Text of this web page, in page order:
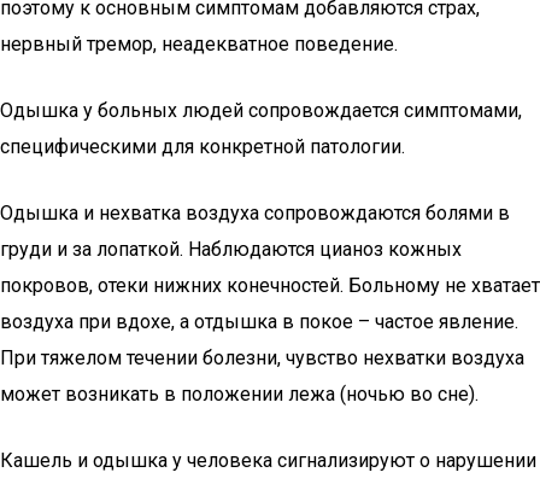
поэтому к основным симптомам добавляются страх,
нервный тремор, неадекватное поведение.
Одышка у больных людей сопровождается симптомами,
специфическими для конкретной патологии.
Одышка и нехватка воздуха сопровождаются болями в
груди и за лопаткой. Наблюдаются цианоз кожных
покровов, отеки нижних конечностей. Больному не хватает
воздуха при вдохе, а отдышка в покое – частое явление.
При тяжелом течении болезни, чувство нехватки воздуха
может возникать в положении лежа (ночью во сне).
Кашель и одышка у человека сигнализируют о нарушении